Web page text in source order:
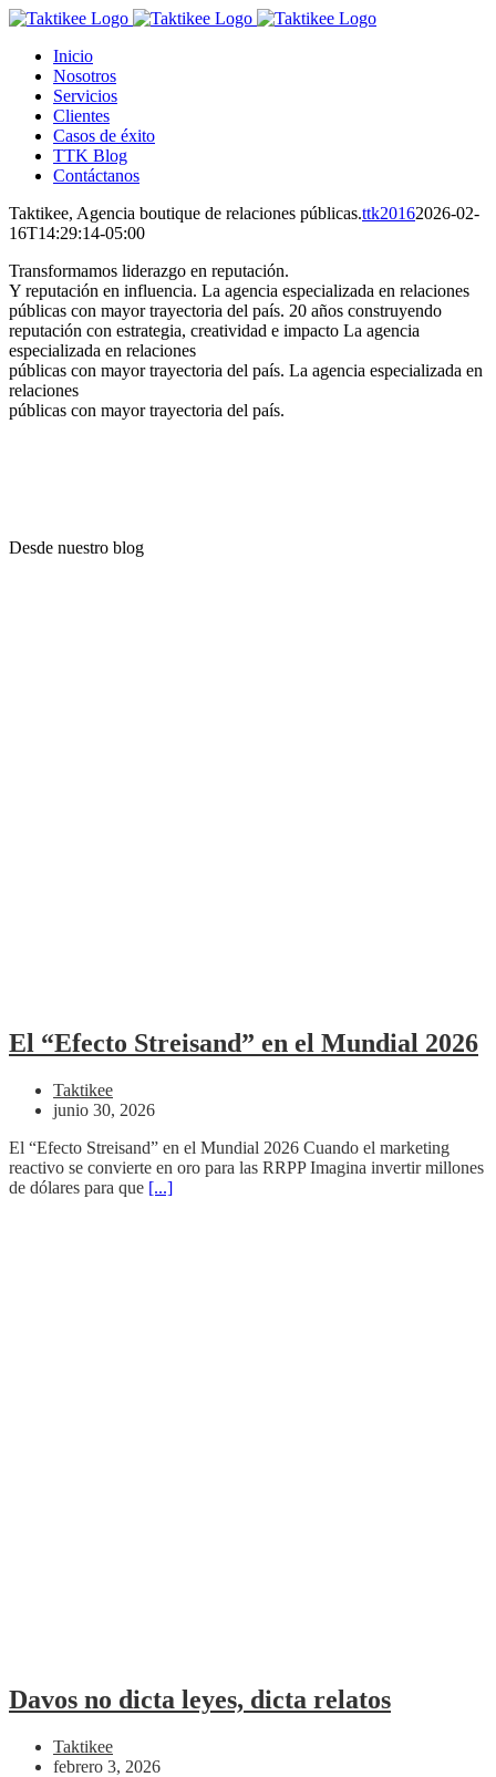
Saltar
contenido
Inicio
Nosotros
Servicios
Clientes
Casos de éxito
TTK Blog
Contáctanos
Taktikee, Agencia boutique de relaciones públicas.ttk20162026-02-
16T14:29:14-05:00
Transformamos liderazgo en reputación.
Y reputación en influencia. La agencia especializada en relaciones
públicas con mayor trayectoria del país. 20 años construyendo
reputación con estrategia, creatividad e impacto La agencia
especializada en relaciones
públicas con mayor trayectoria del país. La agencia especializada en
relaciones
públicas con mayor trayectoria del país.
Desde nuestro blog
El “Efecto Streisand” en el Mundial 2026
Taktikee
junio 30, 2026
El “Efecto Streisand” en el Mundial 2026 Cuando el marketing
reactivo se convierte en oro para las RRPP Imagina invertir millones
de dólares para que [...]
Davos no dicta leyes, dicta relatos
Taktikee
febrero 3, 2026